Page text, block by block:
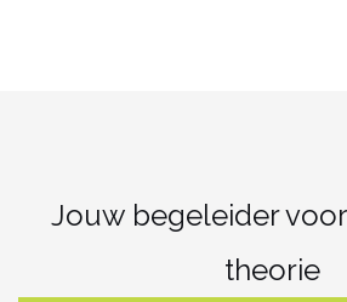
Jouw begeleider
theorie